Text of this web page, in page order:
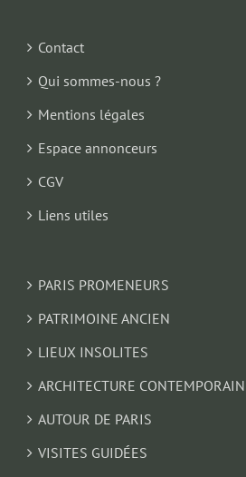
Contact
Qui sommes-nous ?
Mentions légales
Espace annonceurs
CGV
Liens utiles
PARIS PROMENEURS
PATRIMOINE ANCIEN
LIEUX INSOLITES
ARCHITECTURE
AUTOUR DE PARIS
VISITES GUIDÉES